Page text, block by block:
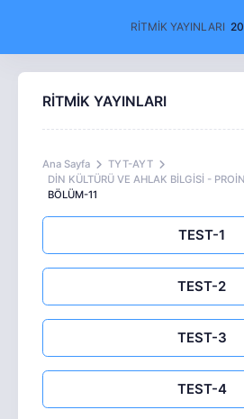
RİTMİK YAYINLARI
RİTMİK YAYINLARI
Ana Sayfa
TYT-AYT
DİN KÜLTÜRÜ VE AHLAK BİLGİSİ -
BÖLÜM-11
TEST-1
TEST-2
TEST-3
TEST-4